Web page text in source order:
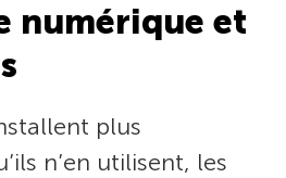
numérique et
plus
n’en utilisent, les